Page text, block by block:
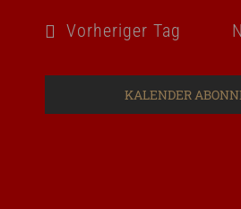
wählen.
Vorheriger Tag
KALENDER